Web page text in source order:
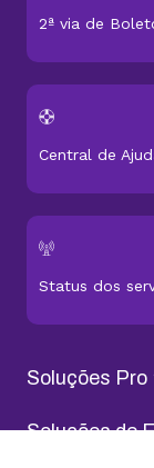
2ª via de
Central de
Status dos
Soluções Pro
Soluções de